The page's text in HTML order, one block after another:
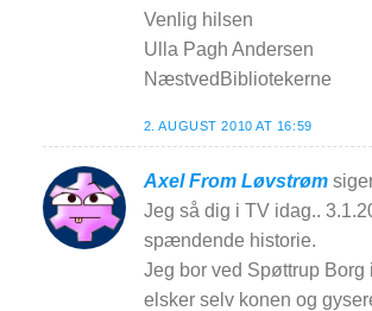
Venlig hilsen
Ulla Pagh Andersen
NæstvedBibliotekerne
2. AUGUST 2010 AT 16:59
Axel From Løvstrøm
Jeg så dig i TV idag..
spændende historie.
Jeg bor ved Spøttrup Borg
elsker selv konen og